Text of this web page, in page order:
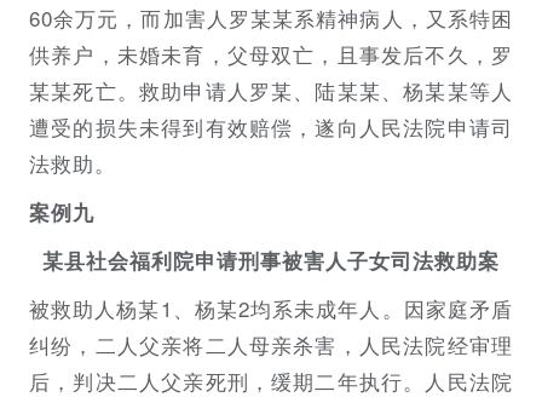
60余万元，而加害人罗某某系精神病人，又系特困
供养户，未婚未育，父母双亡，且事发后不久，罗
某某死亡。救助申请人罗某、陆某某、杨某某等人
遭受的损失未得到有效赔偿，遂向人民法院申请司
法救助。
案例九
某县社会福利院申请刑事被害人子女司法救助案
被救助人杨某1、杨某2均系未成年人。因家庭矛盾
纠纷，二人父亲将二人母亲杀害，人民法院经审理
后，判决二人父亲死刑，缓期二年执行。人民法院